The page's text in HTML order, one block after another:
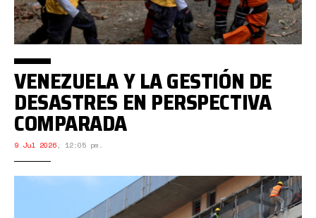
VENEZUELA Y LA GESTIÓN DE
DESASTRES EN PERSPECTIVA
COMPARADA
9 Jul 2026, 12:05 pm.